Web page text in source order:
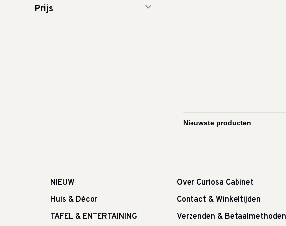
Prijs
NIEUW
Huis & Décor
TAFEL & ENTERTAINING
Over Curiosa Cabinet
Contact & Winkeltijden
Verzenden & Betaalmethoden